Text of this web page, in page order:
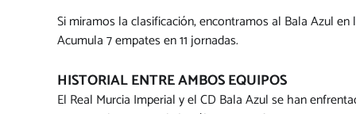
Si miramos la clasificación, encontramos al Bala Azul
Acumula 7 empates en 11 jornadas.
HISTORIAL ENTRE AMBOS EQUIPOS
El Real Murcia Imperial y el CD Bala Azul se han